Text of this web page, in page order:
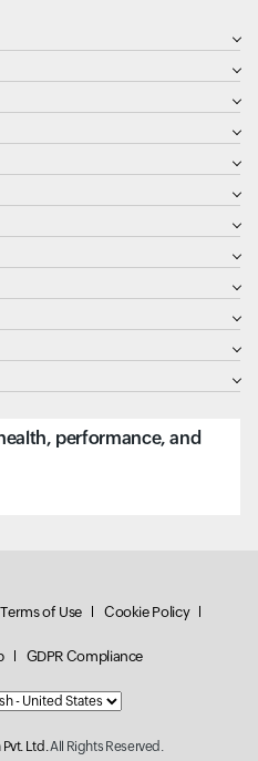
performance, and
Terms of Use Cookie Policy
GDPR Compliance
Ltd.All Rights Reserved.